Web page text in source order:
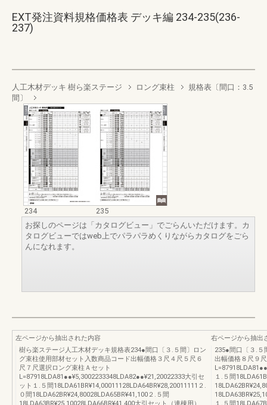
EXT発注資料規格価格表 デッキ編 234-235(236-
237)
人工木材デッキ 樹ら楽ステージ ロング束柱
規格表〔間口：3.5
間〕
234
235
お探しのページは「カタログビュー」でごらんいただけます。カ
タログビューではweb上でパラパラめくりながらカタログをごら
んになれます。
左ページから抽出された内容
樹ら楽ステージ人工木材デッキ規格表234●間口〔３.５間〕ロン
グ束柱使用部材セット入数商品コード出幅価格３尺４尺５尺６
尺７尺選択ロング束柱Ａセット
L=87918LDA81●●¥5,3002233348LDA82●●¥21,20022333大引セ
ット１.５間18LDA61BR¥14,00011128LDA64BR¥28,20011111２.
０間18LDA62BR¥24,80028LDA65BR¥41,100２.５間
18LDA63BR¥25,10028LDA66BR¥41,400大引セット（連棟用）
右ページから抽出
235●間口〔３.５
出幅価格８尺９
１.５間
１.５間